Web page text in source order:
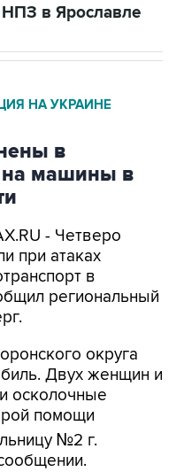
в Ярославле
НА УКРАИНЕ
в
на машины в
- Четверо
при атаках
в
региональный
округа
Двух женщин и
осколочные
помощи
№2 г.